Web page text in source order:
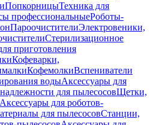
ПопкорницыТехника для
профессиональныеРоботы-
ПароочистителиЭлектровеники,
Стерилизационное
приготовления
Кофеварки,
КофемолкиВспениватели
водыАксессуары для
для пылесосовЩетки,
Аксессуары для роботов-
для пылесосовСтанции,